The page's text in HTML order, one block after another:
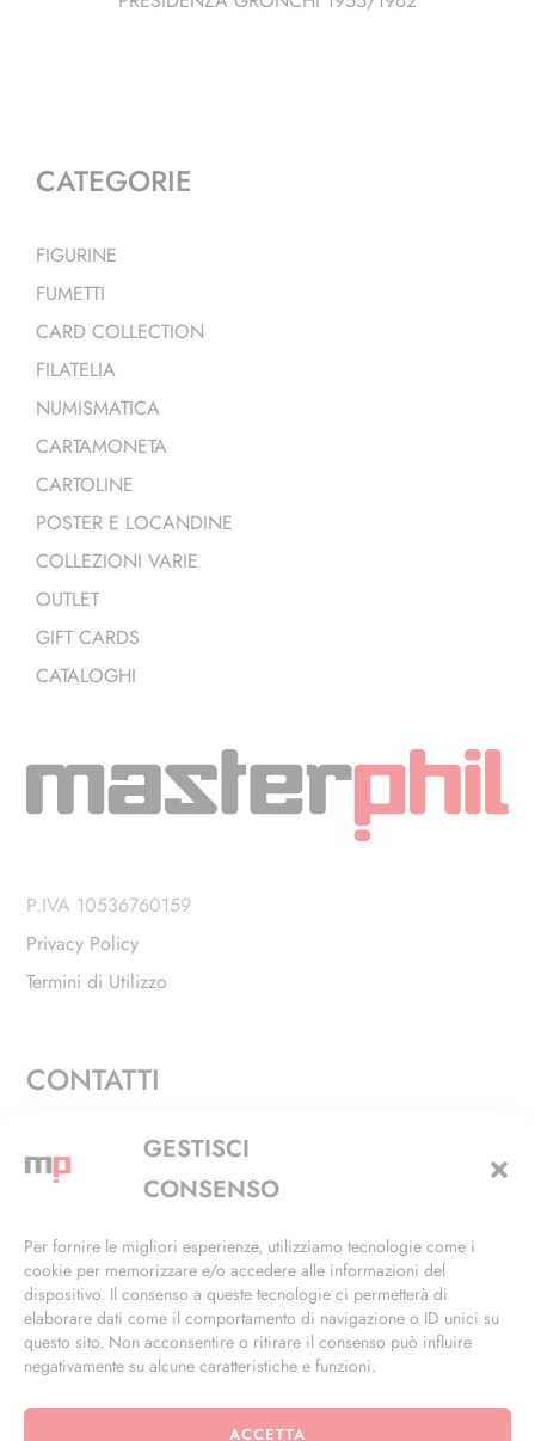
GESTISCI
CONSENSO
Per fornire le migliori esperienze, utilizziamo tecnologie come i
cookie per memorizzare e/o accedere alle informazioni del
dispositivo. Il consenso a queste tecnologie ci permetterà di
elaborare dati come il comportamento di navigazione o ID unici su
questo sito. Non acconsentire o ritirare il consenso può influire
negativamente su alcune caratteristiche e funzioni.
ACCETTA
CATEGORIE
FIGURINE
FUMETTI
CARD COLLECTION
FILATELIA
NUMISMATICA
CARTAMONETA
CARTOLINE
POSTER E LOCANDINE
COLLEZIONI VARIE
OUTLET
GIFT CARDS
CATALOGHI
P.IVA 10536760159
Privacy Policy
Termini di Utilizzo
CONTATTI
Via Alfieri, 27 - Trezzano Sul Naviglio (MI)
+39 02 4846 3155
info@masterphil.it